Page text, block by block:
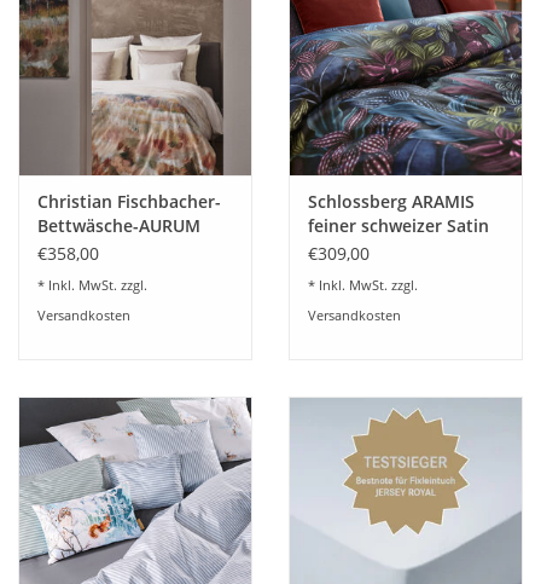
sympathischen Manufaktur in der Schweiz zu speziell
leichtem, feinmaschigem Single-Jersey verstrickt. (ca. 120
g/m2, ca. 200 kleinste Maschen auf 1cm2).
Verarbeitung mit hochwertigem Reißverschluß.
Christian Fischbacher-
Bettwäsche-AURUM
€358,00
* Inkl. MwSt. zzgl.
Versandkosten
Schlossberg ARAMIS
feiner schweizer Satin
noblesse
€309,00
* Inkl. MwSt. zzgl.
Versandkosten